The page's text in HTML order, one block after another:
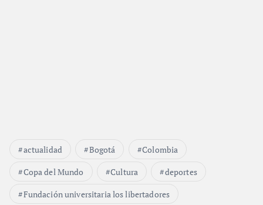
actualidad Bogotá
Colombia
Copa del Mundo
Cultura
deportes
Fundación universitaria los libertadores